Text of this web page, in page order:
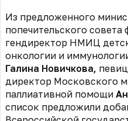
Из предложенного
попечительского совета
гендиректор НМИЦ
онкологии и
Галина Новичкова,
директор Московского
паллиативной помощи
список предложили